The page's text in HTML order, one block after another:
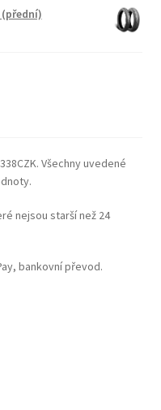
(přední)
Všechny uvedené
nejsou starší než 24
bankovní převod.